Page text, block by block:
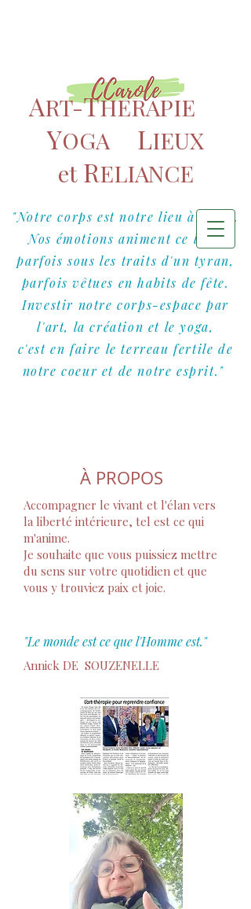
ART-THERAPIE
YOGA LIEUX
et RELIANCE
"Notre corps est notre lieu à vivre.
Nos émotions animent ce lieu,
parfois sous les traits d'un tyran,
parfois vêtues en habits de fête.
Investir notre corps-espace par
l'art, la création et le yoga,
c'est en faire le terreau fertile de
notre coeur et de notre esprit. "
À PROPOS
Accompagner le vivant et l'élan vers
la liberté intérieure, tel est ce qui
m'anime.
Je souhaite que vous puissiez mettre
du sens sur votre quotidien et que
vous y trouviez paix et joie.
"Le monde est ce que l'Homme est."
Annick DE SOUZENELLE